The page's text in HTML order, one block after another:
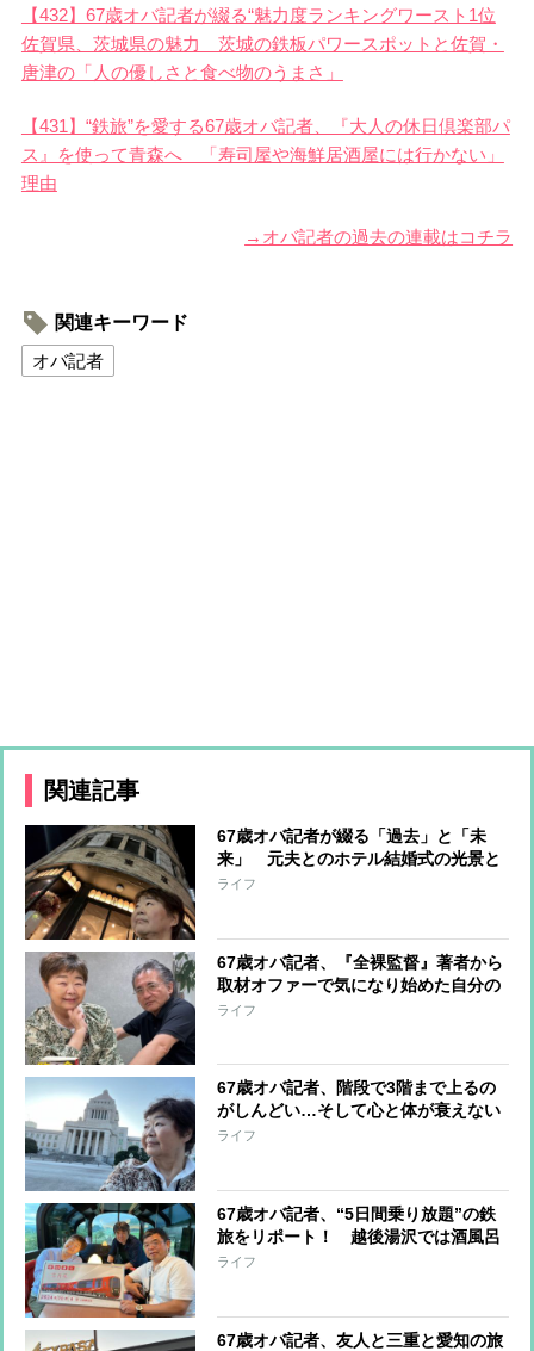
【432】67歳オバ記者が綴る“魅力度ランキングワースト1位
佐賀県、茨城県の魅力 茨城の鉄板パワースポットと佐賀・
唐津の「人の優しさと食べ物のうまさ」
【431】“鉄旅”を愛する67歳オバ記者、『大人の休日倶楽部パ
ス』を使って青森へ 「寿司屋や海鮮居酒屋には行かない」
理由
→オバ記者の過去の連載はコチラ
関連キーワード
オバ記者
関連記事
67歳オバ記者が綴る「過去」と「未
来」 元夫とのホテル結婚式の光景と
メタバースが描く”新たな世界”
ライフ
67歳オバ記者、『全裸監督』著者から
取材オファーで気になり始めた自分の
ブルドッグ顔…あっという間に解消？
ライフ
67歳オバ記者、階段で3階まで上るの
がしんどい…そして心と体が衰えない
ために決めた「1日3つ、日記に書ける
ライフ
67歳オバ記者、“5日間乗り放題”の鉄
旅をリポート！ 越後湯沢では酒風呂
を満喫、新しくなった新潟駅ではノマ
ライフ
67歳オバ記者、友人と三重と愛知の旅